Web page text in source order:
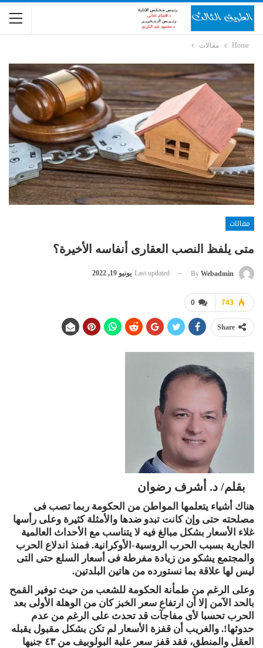
Home مقالات
مقالات
متى يلفظ النصب العقارى أنفاسه الأخيرة؟
By Webadmin
Last updated يونيو 19, 2022
0 743
Share
بقلم/ د. أشرف رضوان
هناك أشياء يتعلمها المواطن من الحكومة ربما تصب فى
مصلحته حتى وإن كانت تبدو ضدها والأمثلة كثيرة وعلى رأسها
غلاء الأسعار بشكل مبالغ فيه لا يتناسب مع الأحداث العالمية
الجارية بسبب الحرب الروسية-الأوكرانية. فمنذ اندلاع الحرب
والمجتمع يشكو من زيادة مفرطة فى أسعار السلع حتى التى
ليس لها علاقة بما نستورده من هاتين البلدتين.
وعلى الرغم من طمأنة الحكومة للشعب من حيث توفير القمح
بالحد الآمن إلا أن ارتفاع سعر الخبز كان من الوهلة الأولى بعد
الحرب تحسبا لأى مفاجآت قد تحدث على الرغم من عدم
حدوثها!. والغريب أن قفزة الأسعار لم تكن بشكل مقبول يقبله
العقل والمنطق، فقد قفز سعر علبة البولوبيف من ٤٣ جنيها